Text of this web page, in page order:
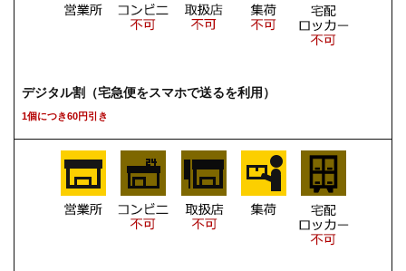
デジタル割（宅急便をスマホで送るを利用）
1個につき60円引き